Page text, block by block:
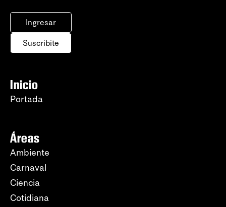
Ingresar
Suscribite
Inicio
Portada
Áreas
Ambiente
Carnaval
Ciencia
Cotidiana